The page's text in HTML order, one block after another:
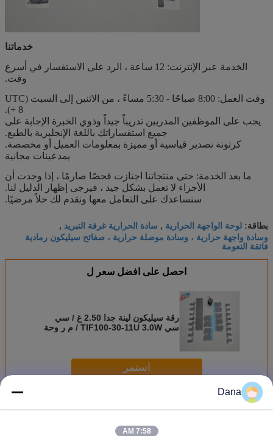
خدماتنا
الخدمة عبر الإنترنت: 12 ساعة ، الرد على الاستفسار في أسرع
وقت.
وقت العمل: 8:00 صباحًا - 5:30 مساءً ، من الاثنين إلى السبت (UTC
+ 8).
يجب على الموظفين المدربين تدريباً جيداً وذوي الخبرة الإجابة على
جميع استفساراتك باللغة الإنجليزية بالطبع.
كرتونة تصدير قياسية أو مميزة بمعلومات العميل أو مخصصة.
يمدعينات مجانية
ما بعد الخدمة: حتى منتجاتنا اجتازت فحصًا صارمًا ، إذا وجدت أن
الأجزاء لا تعمل بشكل جيد ، فيرجى إظهار الدليل لنا.
سنساعدك على التعامل معها ونقدم لك حلاً مرضيًا.
بطاقة: لوحة الواجهة الحرارية , سادة الحرارية غرفة التبريد ,
وسادة واجهة حرارية ، وسادة موصلة حرارية ، صفائح سيليكون رمادية
فائقة النعومة
احصل على افضل سعر ل
رقة سيليكون لينة جدا 2.50 غ / سي
سي TIF100-30-11U 3.0W / م ر وحة
استمر
أكثرلوحة الفجوة الحرارية
Dana
7:58 AM